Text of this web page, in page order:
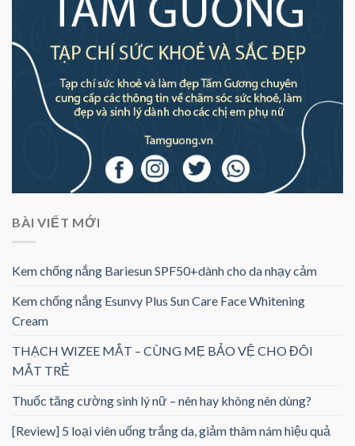
BÀI VIẾT MỚI
Kem chống nắng Bariesun SPF50+dành cho da nhạy cảm
Kem chống nắng Esunvy Plus Sun Care Face Whitening
Cream
THẠCH WIZEE MẮT – CÙNG MẸ BẢO VỆ CHO ĐÔI
MẮT TRẺ
Thuốc tăng cường sinh lý nữ – nên hay không nên dùng?
[Review] 5 loại viên uống trắng da, giảm thâm nám hiệu quả